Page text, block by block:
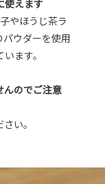
使えます
やほうじ茶ラ
ウダーを使用
ます。
んのでご注意
い。